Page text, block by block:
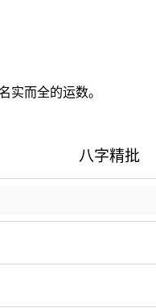
而全的运数。
八字精批